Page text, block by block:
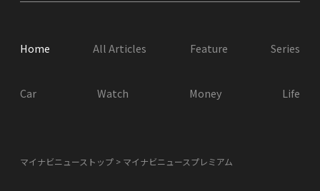
Home All Articles Feature Series
Car Watch Money Life
マイナビニューストップ マイナビニュースプレミアム